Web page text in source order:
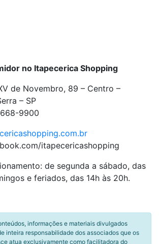
no Itapecerica Shopping
de Novembro, 89 – Centro –
– SP
9900
itapecericashopping
de segunda a sábado, das
e feriados, das 14h às 20h.
informações e materiais divulgados
inteira responsabilidade dos associados que os
atua exclusivamente como facilitadora do